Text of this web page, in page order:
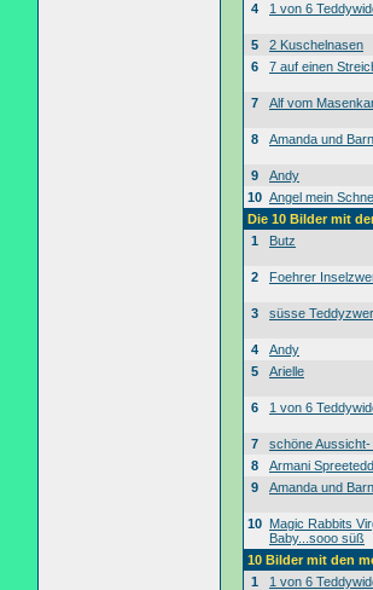
4
1 von 6
5
2 Kuschelnasen
6
7 auf einen
7 Alf vom
8 Amanda und
9
Andy
10 Angel mein
Die 10 Bilder mit
1
Butz
2 Foehrer
3 süsse
4
Andy
5
Arielle
6 1 von 6
7
schöne
8
Armani
9
Amanda und
10 Magic Rabbits
Baby...sooo süß
10 Bilder mit den
1
1 von 6